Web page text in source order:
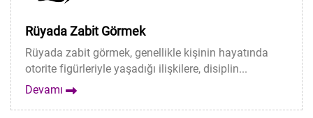
Rüyada Zabit Görmek
Rüyada zabit görmek, genellikle kişinin hayatında
otorite figürleriyle yaşadığı ilişkilere, disiplin...
Devamı